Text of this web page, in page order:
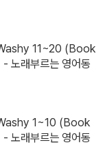
11~20 (Book
래부르는 영어동
1~10 (Book
래부르는 영어동